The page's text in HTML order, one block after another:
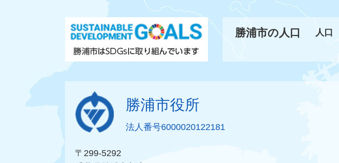
勝浦市の人口 人口
勝浦市役所
法人番号6000020122181
〒299-5292